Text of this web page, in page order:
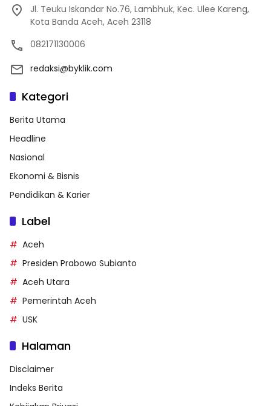
Jl. Teuku Iskandar No.76, Lambhuk, Kec. Ulee Kareng,
Kota Banda Aceh, Aceh 23118
082171130006
redaksi@byklik.com
Kategori
Berita Utama
Headline
Nasional
Ekonomi & Bisnis
Pendidikan & Karier
Label
Aceh
Presiden Prabowo Subianto
Aceh Utara
Pemerintah Aceh
USK
Halaman
Disclaimer
Indeks Berita